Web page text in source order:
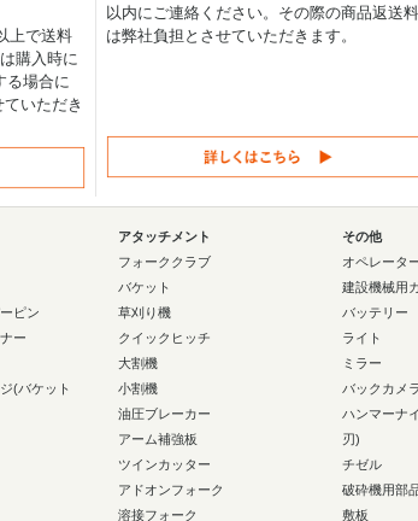
上で送料
購入時に
る場合に
いただき
以内にご連絡ください。その際の商品返送料
は弊社負担とさせていただきます。
ピン
ー
(バケット
アタッチメント
フォーククラブ
バケット
草刈り機
クイックヒッチ
大割機
小割機
油圧ブレーカー
アーム補強板
ツインカッター
アドオンフォーク
溶接フォーク
その他
オペレータ
建設機械用
バッテリー
ライト
ミラー
バックカメラ
ハンマーナ
刃)
チゼル
破砕機用部
敷板